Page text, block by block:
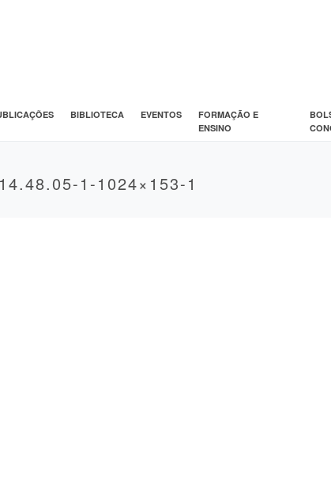
BIBLIOTECA EVENTOS
FORMAÇÃO E
ENSINO
1-1024×153-1